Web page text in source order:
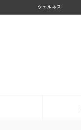
ウェルネス